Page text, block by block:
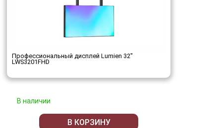
Профессиональный дисплей Lumien 32"
LWS3201FHD
В наличии
В КОРЗИНУ